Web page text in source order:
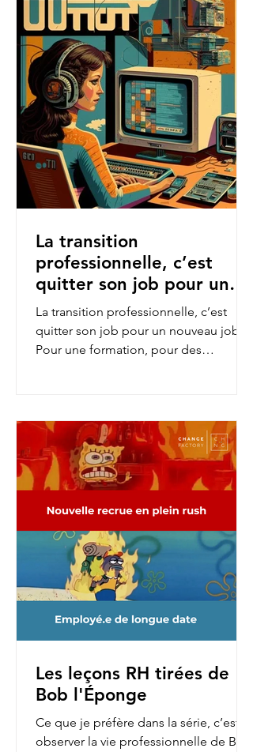
La transition
professionnelle, c’est
quitter son job pour un
nouveau job.
La transition professionnelle, c’est
quitter son job pour un nouveau job.
Pour une formation, pour des
Les leçons RH tirées de
Bob l'Éponge
Ce que je préfère dans la série, c’est
observer la vie professionnelle de Bob